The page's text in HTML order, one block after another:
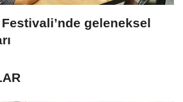
geleneksel